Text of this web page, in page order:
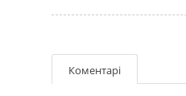
Коментарі